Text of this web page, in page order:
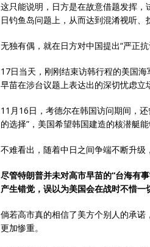
这只能说明，日方是在故意借题发挥，
日钓鱼岛问题上，从而达到混淆视听、
无独有偶，就在日方对中国提出“严正
17日当天，刚刚结束访韩行程的美国
早苗在涉台议题上表达出的深切忧虑立
11月16日，考德尔在韩国访问期间，
的选择”，美国希望韩国建造的核潜艇
不难看出，随着中日之间争端不断升级
尽管特朗普并未对高市早苗的“台海有
产生错觉，误以为美国会在战时不惜一
倘若高市真的相信了美方个别人的承
更加惨重。